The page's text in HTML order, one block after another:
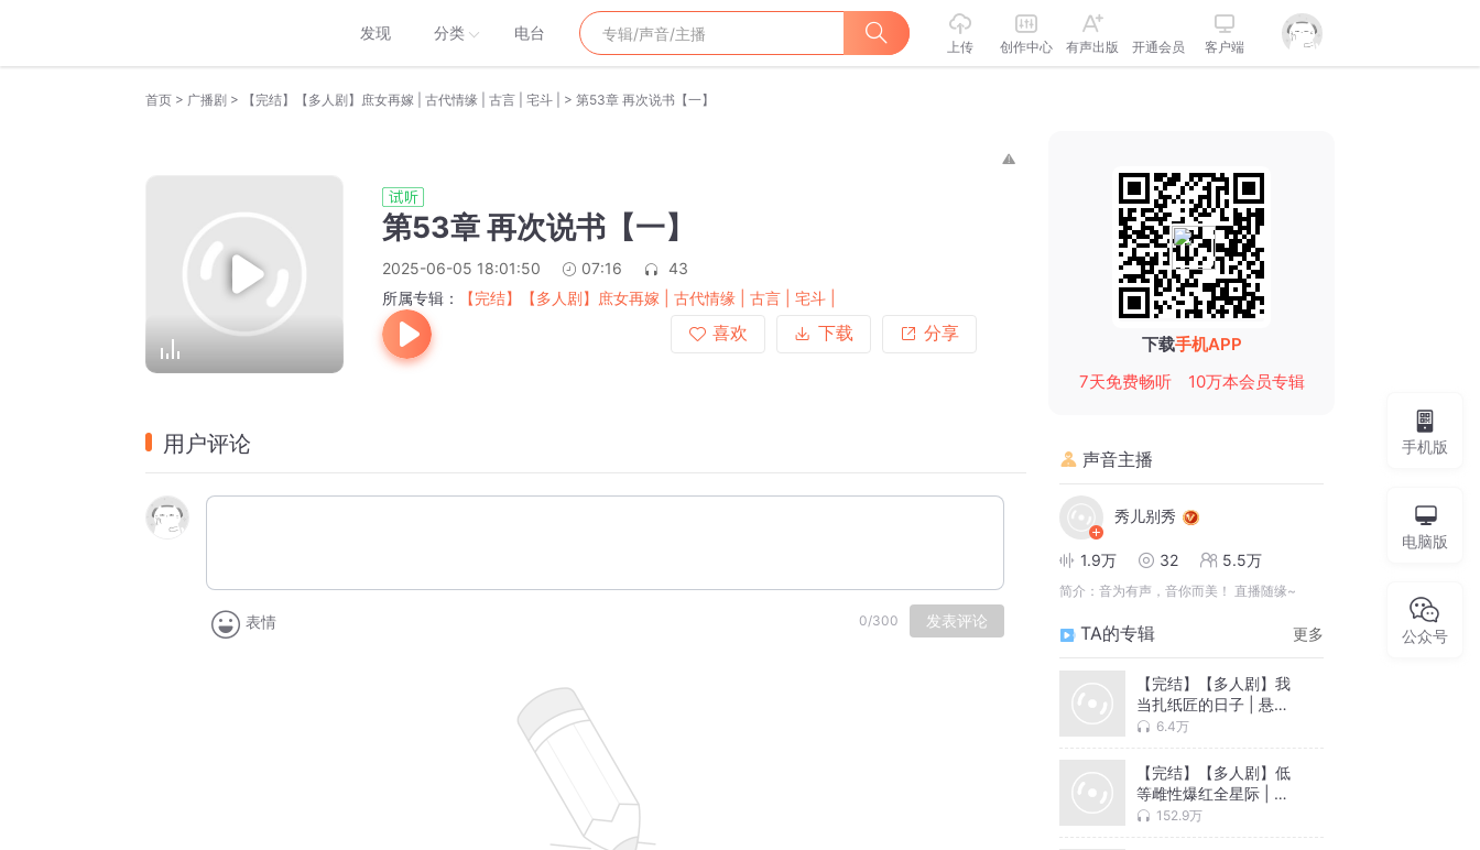
发现 分类 电台
上传 创作中心 有声出版 开通会员 客户端
首页 > 广播剧 > 【完结】【多人剧】庶女再嫁 | 古代情缘 | 古言 | 宅斗 | > 第53章 再次说书【一】
第53章 再次说书【一】
2025-06-05 18:01:50 07:16
43
所属专辑：
【完结】【多人剧】庶女再嫁 | 古代情缘 | 古言 | 宅斗 |
喜欢
下载 分享
用户评论
表情 0/300 发表评论
下载手机APP
7天免费畅听
10万本会员专辑
声音主播
秀儿别秀
1.9万 32 5.5万
简介： 音为有声，音你而美！ 直播随缘~
TA的专辑 更多
【完结】【多人剧】我
当扎纸匠的日子 | 悬疑 |
风水秘术 | 胆小勿入
6.4万
【完结】【多人剧】低
等雌性爆红全星际 | 多
夫制 | 兽世文 | 穿越 |
152.9万
手机版
电脑版
公众号